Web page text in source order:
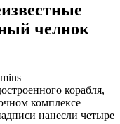
челнок
корабля,
комплексе
нанесли четыре